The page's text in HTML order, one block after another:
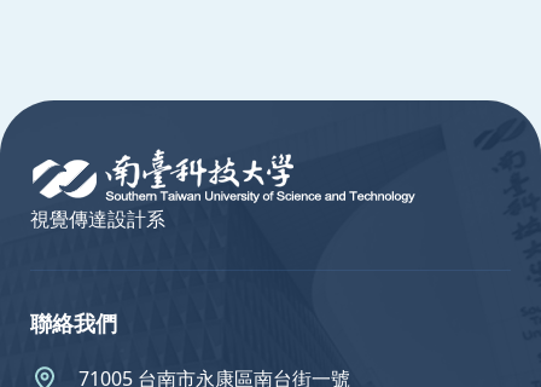
視覺傳達設計系
聯絡我們
71005 台南市永康區南台街一號